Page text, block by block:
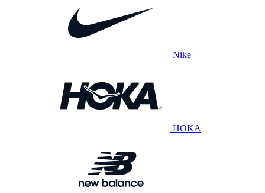
Nike
HOKA